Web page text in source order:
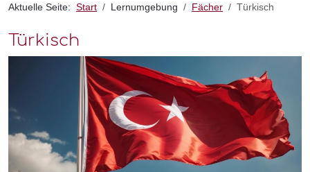
Aktuelle Seite: Start Lernumgebung Fächer Türkisch
Türkisch